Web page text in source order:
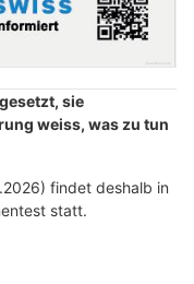
sie
weiss, was zu tun
findet deshalb in
statt.